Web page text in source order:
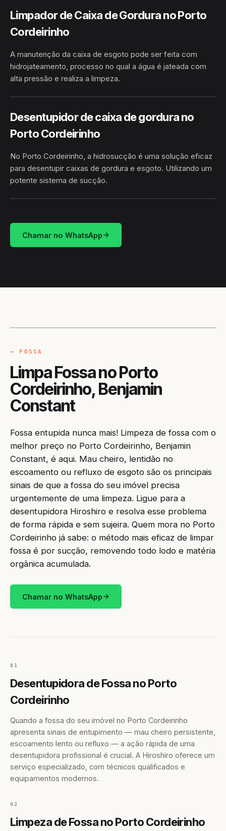
Limpador de Caixa de Gordura no Porto
Cordeirinho
A manutenção da caixa de esgoto pode ser feita com
hidrojateamento, processo no qual a água é jateada com
alta pressão e realiza a limpeza.
HIDROJATEAMENTO
PORTO CORDEIRINHO · BENJAMIN
Desentupidor de caixa de gordura no
Porto Cordeirinho
No Porto Cordeirinho, a hidrosucção é uma solução eficaz
para desentupir caixas de gordura e esgoto. Utilizando um
potente sistema de sucção.
HIDROSUCÇÃO
PORTO CORDEIRINHO · BENJAMIN
Chamar no WhatsApp
→ FOSSA
Limpa Fossa no Porto
Cordeirinho, Benjamin
Constant
Fossa entupida nunca mais! Limpeza de fossa com o
melhor preço no Porto Cordeirinho, Benjamin
Constant, é aqui. Mau cheiro, lentidão no
escoamento ou refluxo de esgoto são os principais
sinais de que a fossa do seu imóvel precisa
urgentemente de uma limpeza. Ligue para a
desentupidora Hiroshiro e resolva esse problema
de forma rápida e sem sujeira. Quem mora no Porto
Cordeirinho já sabe: o método mais eficaz de limpar
fossa é por sucção, removendo todo lodo e matéria
orgânica acumulada.
Chamar no WhatsApp
01
Desentupidora de Fossa no Porto
Cordeirinho
Quando a fossa do seu imóvel no Porto Cordeirinho
apresenta sinais de entupimento — mau cheiro persistente,
escoamento lento ou refluxo — a ação rápida de uma
desentupidora profissional é crucial. A Hiroshiro oferece um
serviço especializado, com técnicos qualificados e
equipamentos modernos.
02
Limpeza de Fossa no Porto Cordeirinho